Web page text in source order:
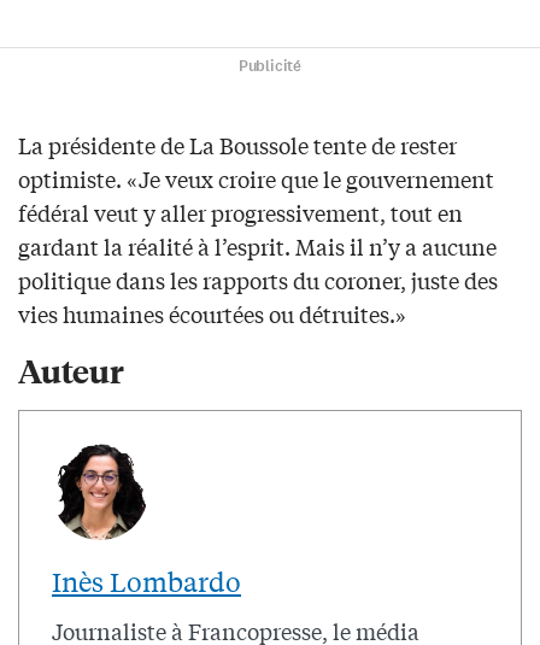
Publicité
La présidente de La Boussole tente de rester
optimiste. «Je veux croire que le gouvernement
fédéral veut y aller progressivement, tout en
gardant la réalité à l’esprit. Mais il n’y a aucune
politique dans les rapports du coroner, juste des
vies humaines écourtées ou détruites.»
Auteur
Inès Lombardo
Journaliste à Francopresse, le média